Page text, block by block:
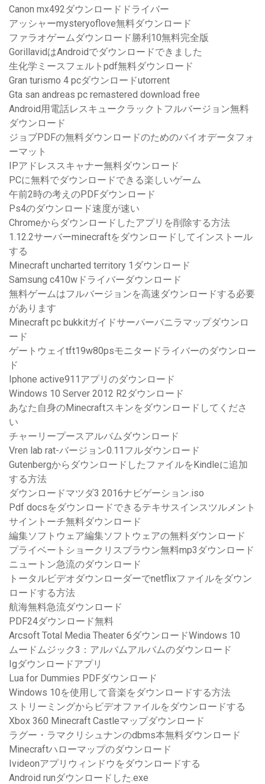
Canon mx492ダウンロードドライバー
アッシャーmysteryoflove無料ダウンロード
ファラオゲームダウンロード勝利10無料完全版
GorillavidはAndroidでダウンロードできました
生化学ミースフェルトpdf無料ダウンロード
Gran turismo 4 pcダウンロードutorrent
Gta san andreas pc remastered download free
Android用電話レスキュークラックトフルバージョン無料
ダウンロード
ジョブPDFの無料ダウンロードのためのバイオデータフォ
ーマット
IPアドレススキャナー無料ダウンロード
PCに無料でダウンロードできる楽しいゲーム
午前2時の考えのPDFダウンロード
Ps4のダウンロード速度が速い
Chromeからダウンロードしたアプリを削除する方法
1.12.2サーバーminecraftをダウンロードしてインストール
する
Minecraft uncharted territory 1ダウンロード
Samsung c410wドライバーダウンロード
無料ゲームはフルバージョンを高速ダウンロードする必要
があります
Minecraft pc bukkitガイドサーバーバニラマップダウンロ
ード
ゲートウェイtft19w80psモニタードライバーのダウンロー
ド
Iphone active911アプリのダウンロード
Windows 10 Server 2012 R2ダウンロード
あなた自身のMinecraftスキンをダウンロードしてくださ
い
チャーリープースアルバムダウンロード
Vren lab rat-バージョン0.11フルダウンロード
GutenbergからダウンロードしたファイルをKindleに追加
する方法
ダウンロードマツダ3 2016ナビゲーション.iso
Pdf docsをダウンロードできるテキサスインスツルメント
サイントーチ無料ダウンロード
編集ソフトウェア編集ソフトウェアの無料ダウンロード
プライベートショークリスブラウン無料mp3ダウンロード
ニュートン急流のダウンロード
トータルビデオダウンローダーでnetflixファイルをダウン
ロードする方法
航海無料急流ダウンロード
PDF24ダウンロード無料
Arcsoft Total Media Theater 6ダウンロードWindows 10
ムードムジック3：アルバムアルバムのダウンロード
Igダウンロードアプリ
Lua for Dummies PDFダウンロード
Windows 10を使用して音楽をダウンロードする方法
ストリーミングからビデオファイルをダウンロードする
Xbox 360 Minecraft Castleマップダウンロード
ラグー・ラマクリシュナンのdbms本無料ダウンロード
Minecraftハローマップのダウンロード
Ivideonアプリウィンドウをダウンロードする
Android runダウンロードした.exe